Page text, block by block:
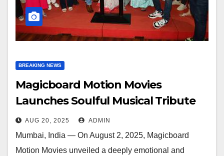
BREAKING NEWS
Magicboard Motion Movies
Launches Soulful Musical Tribute
To Neerja Bhanot Lyricist Madhu
Chandhock And Singer Ishita
Vishwakarma
AUG 20, 2025 ADMIN
Mumbai, India — On August 2, 2025, Magicboard
Motion Movies unveiled a deeply emotional and